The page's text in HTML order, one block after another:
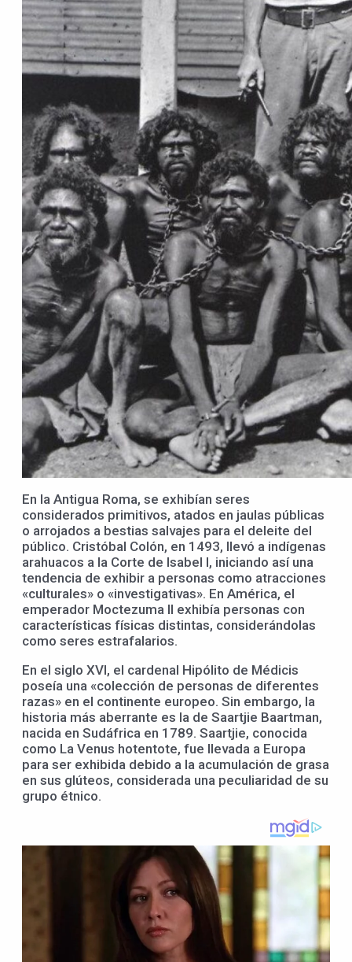
En la Antigua Roma, se exhibían seres
considerados primitivos, atados en jaulas públicas
o arrojados a bestias salvajes para el deleite del
público. Cristóbal Colón, en 1493, llevó a indígenas
arahuacos a la Corte de Isabel I, iniciando así una
tendencia de exhibir a personas como atracciones
«culturales» o «investigativas». En América, el
emperador Moctezuma II exhibía personas con
características físicas distintas, considerándolas
como seres estrafalarios.
En el siglo XVI, el cardenal Hipólito de Médicis
poseía una «colección de personas de diferentes
razas» en el continente europeo. Sin embargo, la
historia más aberrante es la de Saartjie Baartman,
nacida en Sudáfrica en 1789. Saartjie, conocida
como La Venus hotentote, fue llevada a Europa
para ser exhibida debido a la acumulación de grasa
en sus glúteos, considerada una peculiaridad de su
grupo étnico.